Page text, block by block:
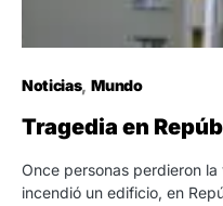
Noticias Mundo
Tragedia en
Once personas perdieron
incendió un edificio, en